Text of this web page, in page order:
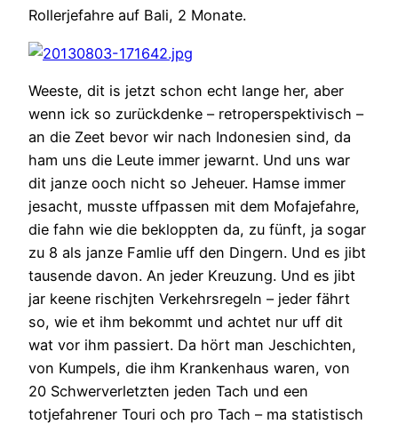
Rollerjefahre auf Bali, 2 Monate.
Weeste, dit is jetzt schon echt lange her, aber
wenn ick so zurückdenke – retroperspektivisch –
an die Zeet bevor wir nach Indonesien sind, da
ham uns die Leute immer jewarnt. Und uns war
dit janze ooch nicht so Jeheuer. Hamse immer
jesacht, musste uffpassen mit dem Mofajefahre,
die fahn wie die bekloppten da, zu fünft, ja sogar
zu 8 als janze Famlie uff den Dingern. Und es jibt
tausende davon. An jeder Kreuzung. Und es jibt
jar keene rischjten Verkehrsregeln – jeder fährt
so, wie et ihm bekommt und achtet nur uff dit
wat vor ihm passiert. Da hört man Jeschichten,
von Kumpels, die ihm Krankenhaus waren, von
20 Schwerverletzten jeden Tach und een
totjefahrener Touri och pro Tach – ma statistisch